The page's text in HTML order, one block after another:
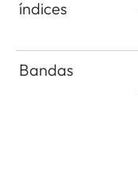
índices
Bandas